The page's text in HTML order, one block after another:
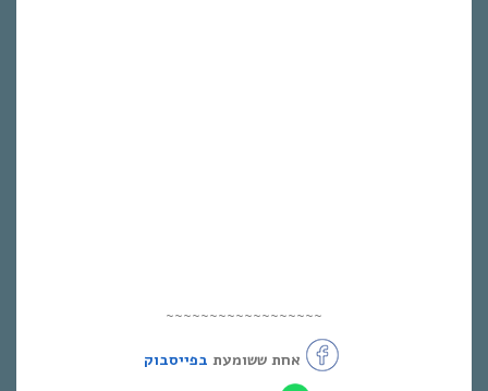
~~~~~~~~~~~~~~~~~~
אחת ששומעת בפייסבוק